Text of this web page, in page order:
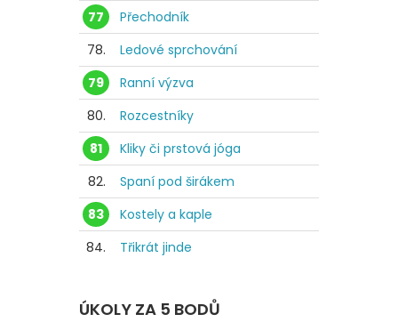
77
Přechodník
78.
Ledové sprchování
79
Ranní výzva
80.
Rozcestníky
81
Kliky či prstová jóga
82.
Spaní pod širákem
83
Kostely a kaple
84.
Třikrát jinde
ÚKOLY ZA 5 BODŮ